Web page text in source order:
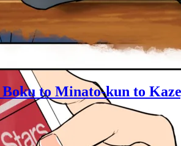
to Minato-kun to